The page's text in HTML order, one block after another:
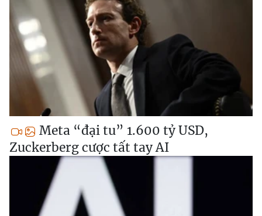
Meta “đại tu” 1.600 tỷ USD,
Zuckerberg cược tất tay AI